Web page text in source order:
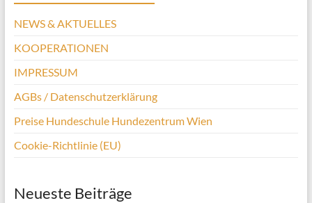
NEWS & AKTUELLES
KOOPERATIONEN
IMPRESSUM
AGBs / Datenschutzerklärung
Preise Hundeschule Hundezentrum Wien
Cookie-Richtlinie (EU)
Neueste Beiträge